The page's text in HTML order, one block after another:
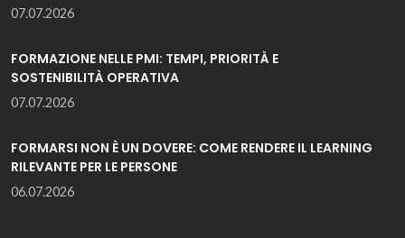
07.07.2026
FORMAZIONE NELLE PMI: TEMPI, PRIORITÀ E
SOSTENIBILITÀ OPERATIVA
07.07.2026
FORMARSI NON È UN DOVERE: COME RENDERE IL LEARNING
RILEVANTE PER LE PERSONE
06.07.2026